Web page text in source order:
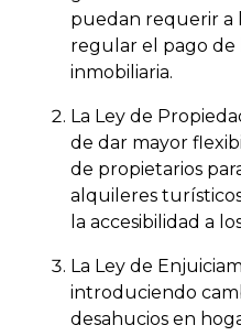
puedan requerir a
regular el pago de
inmobiliaria.
La Ley de
de dar mayor
de propietarios
alquileres
la accesibilidad a
La Ley de
introduciendo
desahucios en